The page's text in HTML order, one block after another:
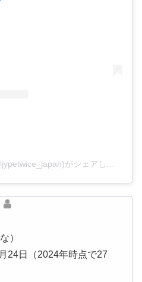
）
24日（2024年時点で27